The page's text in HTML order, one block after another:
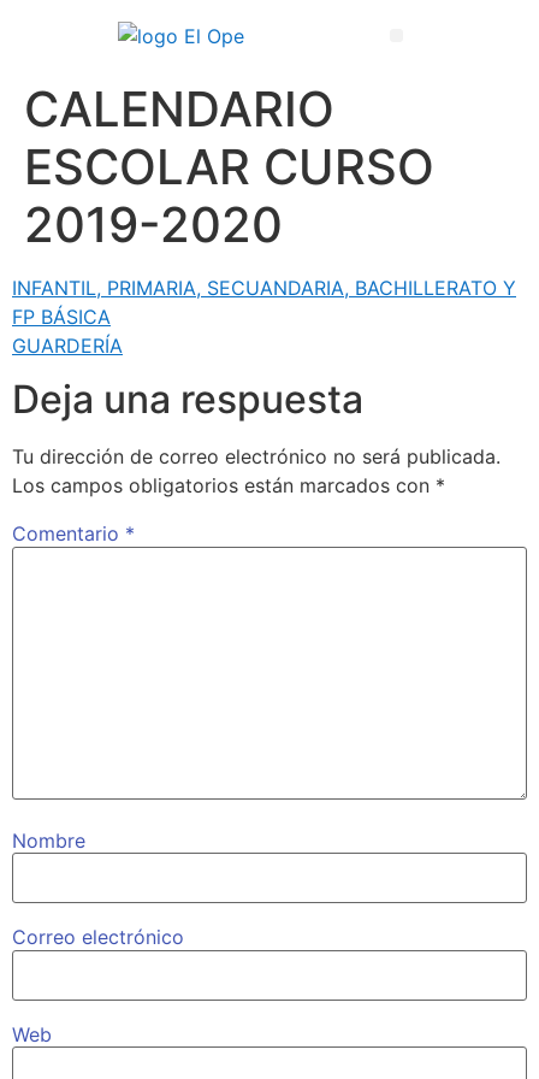
CALENDARIO
ESCOLAR CURSO
2019-2020
INFANTIL, PRIMARIA, SECUANDARIA, BACHILLERATO Y
FP BÁSICA
GUARDERÍA
Deja una respuesta
Tu dirección de correo electrónico no será publicada.
Los campos obligatorios están marcados con *
Comentario *
Nombre
Correo electrónico
Web